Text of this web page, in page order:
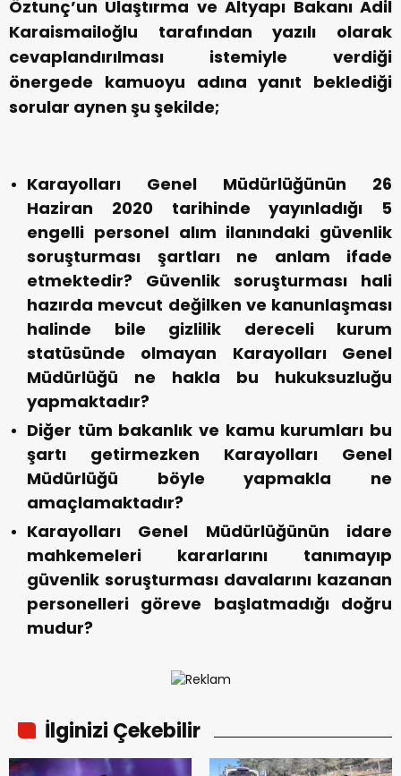
Öztunç’un Ulaştırma ve Altyapı Bakanı Adil
Karaismailoğlu tarafından yazılı olarak
cevaplandırılması istemiyle verdiği
önergede kamuoyu adına yanıt beklediği
sorular aynen şu şekilde;
Karayolları Genel Müdürlüğünün 26
Haziran 2020 tarihinde yayınladığı 5
engelli personel alım ilanındaki güvenlik
soruşturması şartları ne anlam ifade
etmektedir? Güvenlik soruşturması hali
hazırda mevcut değilken ve kanunlaşması
halinde bile gizlilik dereceli kurum
statüsünde olmayan Karayolları Genel
Müdürlüğü ne hakla bu hukuksuzluğu
yapmaktadır?
Diğer tüm bakanlık ve kamu kurumları bu
şartı getirmezken Karayolları Genel
Müdürlüğü böyle yapmakla ne
amaçlamaktadır?
Karayolları Genel Müdürlüğünün idare
mahkemeleri kararlarını tanımayıp
güvenlik soruşturması davalarını kazanan
personelleri göreve başlatmadığı doğru
mudur?
İlginizi Çekebilir